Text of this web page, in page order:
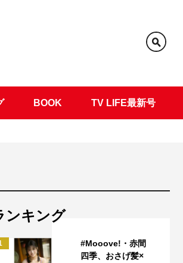
BOOK TV LIFE最新号
ンキング
#Mooove!・赤間
四季、おさげ髪×